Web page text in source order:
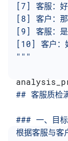
[7] 客服：好
[8] 客户：那
[9] 客服：是
[10] 客户：
"""
## 客服质检
### 一、目标
根据客服与